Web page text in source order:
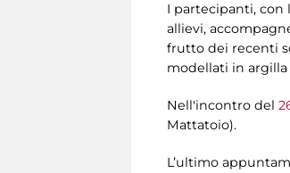
I partecipanti, con
allievi,
frutto dei recenti
modellati in
Nell'incontro del
Mattatoio).
L’ultimo